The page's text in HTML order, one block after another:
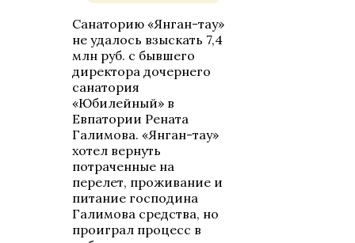
Санаторию «Янган-тау»
не удалось взыскать 7,4
млн руб. с бывшего
директора дочернего
санатория
«Юбилейный» в
Евпатории Рената
Галимова. «Янган-тау»
хотел вернуть
потраченные на
перелет, проживание и
питание господина
Галимова средства, но
проиграл процесс в